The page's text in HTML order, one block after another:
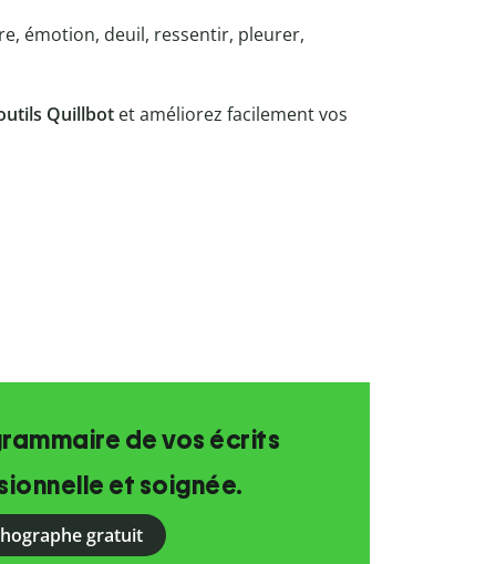
émotion, deuil, ressentir, pleurer,
Quillbotet améliorez facilement vos
de vos écrits
et soignée.
gratuit